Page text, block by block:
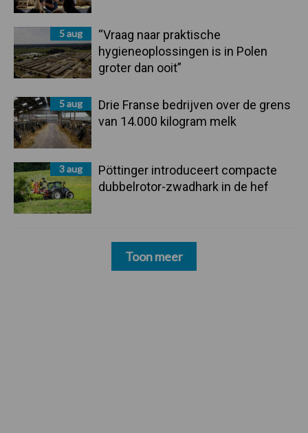
5 aug
“Vraag naar praktische
hygieneoplossingen is in Polen
groter dan ooit”
5 aug
Drie Franse bedrijven over de grens
van 14.000 kilogram melk
3 aug
Pöttinger introduceert compacte
dubbelrotor-zwadhark in de hef
Toon meer